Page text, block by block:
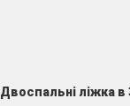
Двоспальні ліжка в